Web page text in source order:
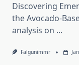
Discovering
the Avocado-
analysis on ...
Falgunimmr